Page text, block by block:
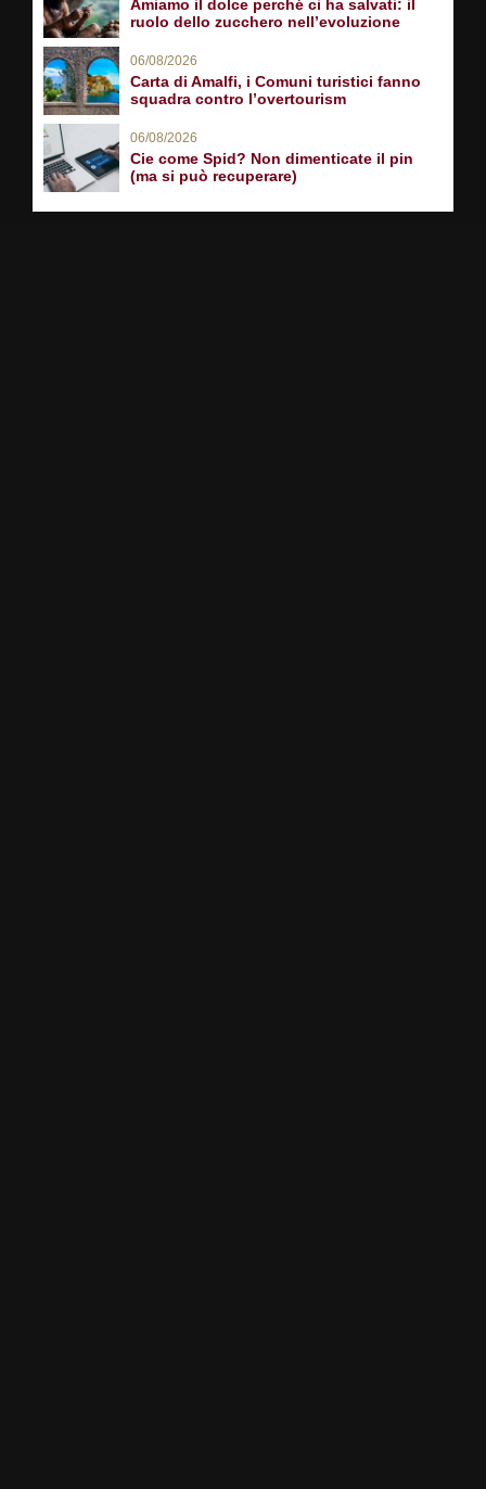
Amiamo il dolce perché ci ha salvati: il
ruolo dello zucchero nell’evoluzione
06/08/2026
Carta di Amalfi, i Comuni turistici fanno
squadra contro l’overtourism
06/08/2026
Cie come Spid? Non dimenticate il pin
(ma si può recuperare)